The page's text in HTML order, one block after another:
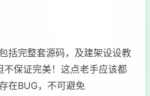
括完整套源码，及建架设设教
保证完美！这点老手应该都
在BUG，不可避免